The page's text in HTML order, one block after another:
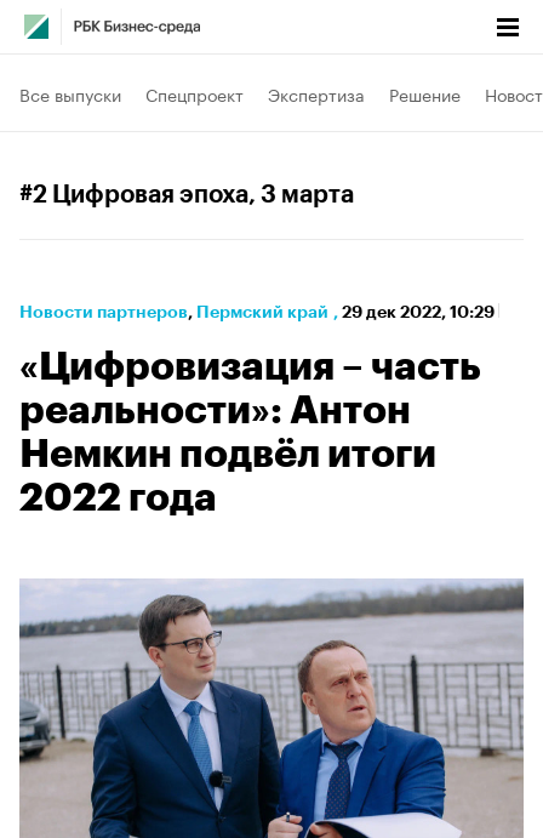
Все выпуски Спецпроект Экспертиза Решение
#2 Цифровая эпоха, 3 марта
Новости партнеров⁠, Пермский край , 29 дек 2022, 10:29
«Цифровизация – часть
реальности»: Антон
Немкин подвёл итоги
2022 года